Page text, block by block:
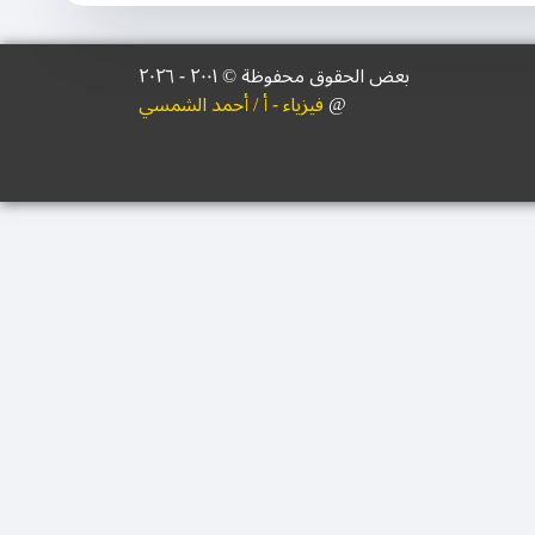
بعض الحقوق محفوظة © ۲۰۰١ - ٢٠٢٦
@فيزياء - أ / أحمد الشمسي